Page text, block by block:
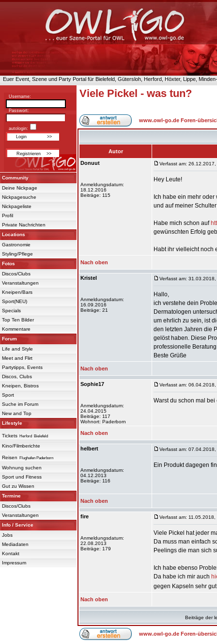
Euer Event, Szene und Party Portal für Bielefeld, Gütersloh, Herford, Höxter, Lippe,
Username:
Passwort:
autologin:
Community
Deine Nickpage
Nickpagesuche
Nickpageliste
Profil
Private Nachrichten
Locations
Gastronomie
Styling/Pflege
Fotos
Discos/Clubs
Veranstaltungen
Kneipen/Bars
Sport(NEU)
Specials
Top Ten Bilder
Kommentare
Forum
Life and Style
Meet and Flirt
Partytipps, Events
Discos, Clubs
Kneipen, Bistros
Sport
Suche im Forum
New and Top
Lifestyle
Tickets Herford Bielefeld
Kino/Filmberichte
Reisen Flughafen Paderborn
Wohnung suchen
Sport und Fitness
Gut zu Wissen
Termine
Discos/Clubs
Veranstaltungen
Info / Service
Jobs
Mediadaten
Kontakt
Impressum
Viele Pickel - was tun?
www.owl-go.de Foren-
Autor
Donuut
Anmeldungsdatum:
18.12.2016
Beiträge: 115
Verfasst am:
Hey Leute!
Ich habe ein mehr
und auf meiner
Habe mich schon auf
gewünschten Erfolg
Habt ihr vielleicht noch
Nach oben
Kristel
Anmeldungsdatum:
16.09.2016
Beiträge: 21
Verfasst am:
Hallo,
ich verstehe dein
Dermatologen
um ehrlich zu sein, ist
den letzten Jahren die
gelöst haben. Diese
professionelle
Beste Grüße
Nach oben
Sophie17
Anmeldungsdatum:
24.04.2015
Beiträge: 117
Wohnort: Paderborn
Verfasst am:
Warst du schon mal
Nach oben
helbert
Anmeldungsdatum:
04.12.2013
Beiträge: 116
Verfasst am:
Ein Produkt dagegen
Nach oben
fire
Anmeldungsdatum:
22.08.2013
Beiträge: 179
Verfasst am: 11.05.2018,
Viele Pickel hat jeder
Da muss man einfach
Peelings die man sich
Ich habe ebenso
Da habe ich mir auch
gegen Kapseln sehr
Nach oben
Beiträge der
www.owl-go.de Foren-